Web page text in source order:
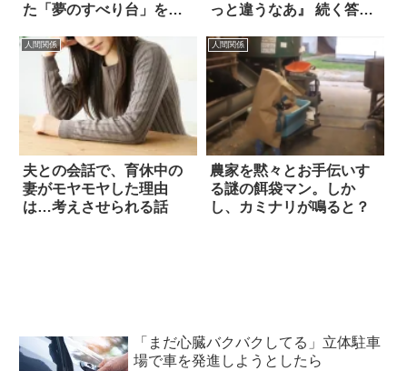
た「夢のすべり台」をご
っと違うなあ』 続く答え
人間関係
夫との会話で、育休中の
妻がモヤモヤした理由
は…考えさせられる話
人間関係
農家を黙々とお手伝いす
る謎の餌袋マン。しか
し、カミナリが鳴ると？
「まだ心臓バクバクしてる」立体駐車
場で車を発進しようとしたら